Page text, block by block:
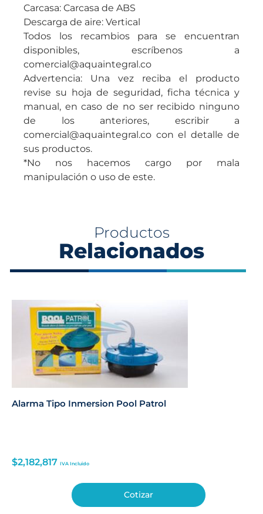
Carcasa: Carcasa de ABS
Descarga de aire: Vertical
Todos los recambios para se encuentran
disponibles, escríbenos a
comercial@aquaintegral.co
Advertencia: Una vez reciba el producto
revise su hoja de seguridad, ficha técnica y
manual, en caso de no ser recibido ninguno
de los anteriores, escribir a
comercial@aquaintegral.co con el detalle de
sus productos.
*No nos hacemos cargo por mala
manipulación o uso de este.
Productos
Relacionados
Alarma Tipo Inmersion Pool Patrol
$2,182,817 IVA Incluido
Cotizar